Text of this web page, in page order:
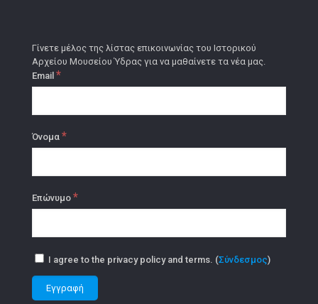
Γίνετε μέλος της λίστας επικοινωνίας του Ιστορικού
Αρχείου Μουσείου Ύδρας για να μαθαίνετε τα νέα μας.
Email *
Όνομα *
Επώνυμο *
I agree to the privacy policy and terms. (Σύνδεσμος)